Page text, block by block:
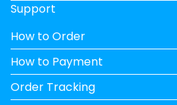
Support
How to Order
How to Payment
Order Tracking